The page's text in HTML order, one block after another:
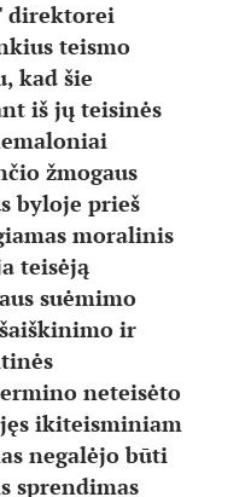
direktorei
teismo
kad šie
iš jų teisinės
žmogaus
byloje prieš
moralinis
teisėją
suėmimo
ir
neteisėto
ikiteisminiam
negalėjo būti
sprendimas